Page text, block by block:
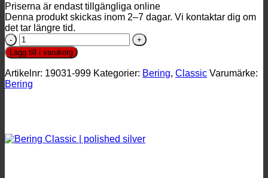
Priserna är endast tillgängliga online
Denna produkt skickas inom 2–7 dagar. Vi kontaktar dig om
det tar längre tid.
Bering
Classic
|
polished
silver
mängd
Lägg till i varukorg
Artikelnr: 19031-999 Kategorier: Bering, Classic Varumärke:
Bering